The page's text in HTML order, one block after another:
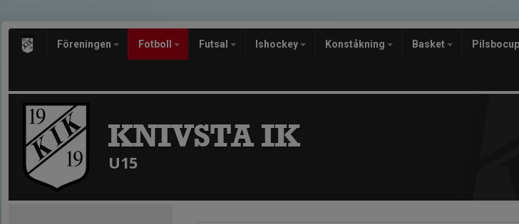
Föreningen Fotboll Futsal Ishockey Konståkning Basket
KNIVSTA IK
U15